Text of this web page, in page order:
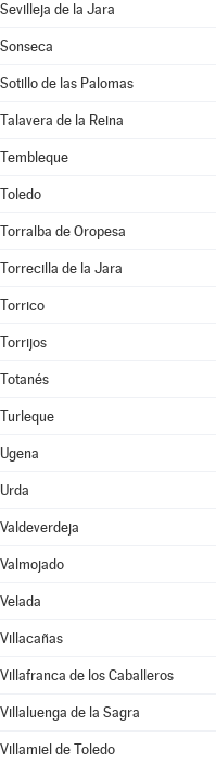
Sevilleja de la Jara
Sonseca
Sotillo de las Palomas
Talavera de la Reina
Tembleque
Toledo
Torralba de Oropesa
Torrecilla de la Jara
Torrico
Torrijos
Totanés
Turleque
Ugena
Urda
Valdeverdeja
Valmojado
Velada
Villacañas
Villafranca de los Caballeros
Villaluenga de la Sagra
Villamiel de Toledo